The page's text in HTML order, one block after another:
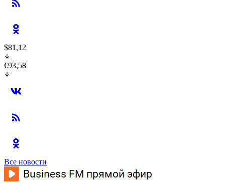
$81,12
€93,58
Все новости